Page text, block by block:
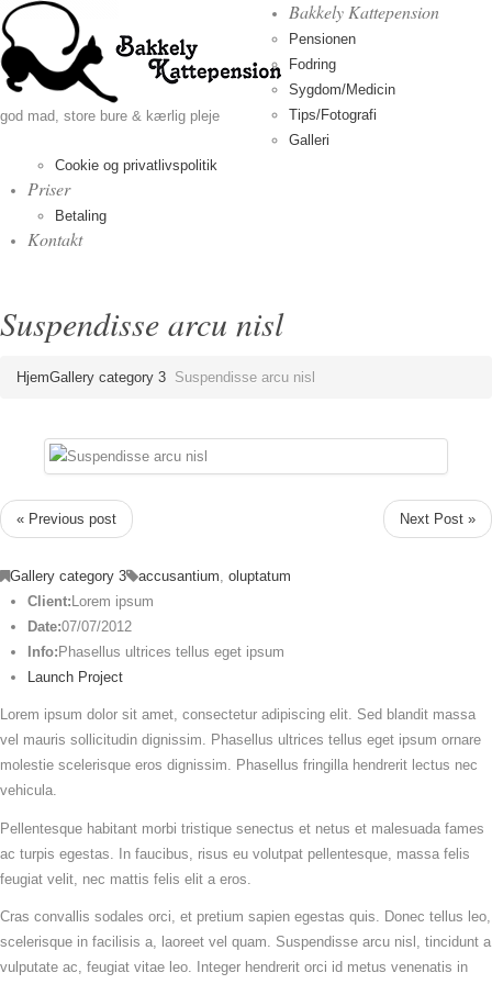
god mad, store bure & kærlig pleje
Bakkely Kattepension
Pensionen
Fodring
Sygdom/Medicin
Tips/Fotografi
Galleri
Cookie og privatlivspolitik
Priser
Betaling
Kontakt
Suspendisse arcu nisl
HjemGallery category 3 Suspendisse arcu nisl
« Previous post Next Post »
Gallery category 3 accusantium oluptatum
Client:Lorem ipsum
Date:07/07/2012
Info:Phasellus ultrices tellus eget ipsum
Launch Project
Lorem ipsum dolor sit amet, consectetur adipiscing elit. Sed blandit massa
vel mauris sollicitudin dignissim. Phasellus ultrices tellus eget ipsum ornare
molestie scelerisque eros dignissim. Phasellus fringilla hendrerit lectus nec
vehicula.
Pellentesque habitant morbi tristique senectus et netus et malesuada fames
ac turpis egestas. In faucibus, risus eu volutpat pellentesque, massa felis
feugiat velit, nec mattis felis elit a eros.
Cras convallis sodales orci, et pretium sapien egestas quis. Donec tellus leo,
scelerisque in facilisis a, laoreet vel quam. Suspendisse arcu nisl, tincidunt a
vulputate ac, feugiat vitae leo. Integer hendrerit orci id metus venenatis in